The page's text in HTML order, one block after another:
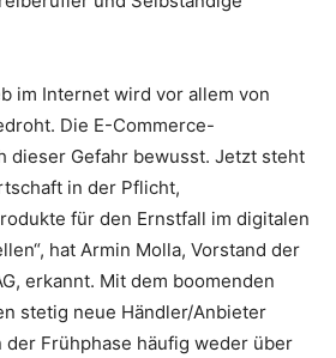
im Internet wird vor allem von
Die E-Commerce-
dieser Gefahr bewusst. Jetzt steht
in der Pflicht,
für den Ernstfall im digitalen
hat Armin Molla, Vorstand der
erkannt. Mit dem boomenden
stetig neue Händler/Anbieter
der Frühphase häufig weder über